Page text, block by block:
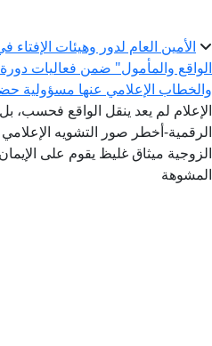
الأمين العام لدور وهيئات
الواقع والمأمول" ضمن فعاليات
والخطاب الإعلامي عنها مسؤولية
الإعلام لم يعد ينقل الواقع
الرقمية-أخطر صور التشويه
الزوجية ميثاق غليظ يقوم على
المشوهة